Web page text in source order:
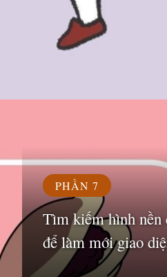
PHẦN 7
Tìm kiếm hình nền
để làm mới giao